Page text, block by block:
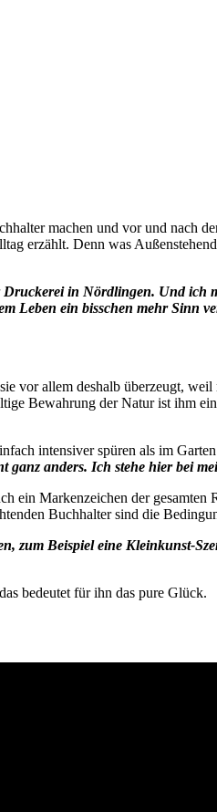
machen und vor und
erzählt. Denn was
in Nördlingen. Und ich
Leben ein bisschen mehr
vor allem deshalb überzeugt,
Bewahrung der Natur ist ihm
intensiver spüren als im
anders. Ich stehe hier bei
ein Markenzeichen der
Buchhalter sind die
zum Beispiel eine Kleinkunst-
bedeutet für ihn das pure Glück.